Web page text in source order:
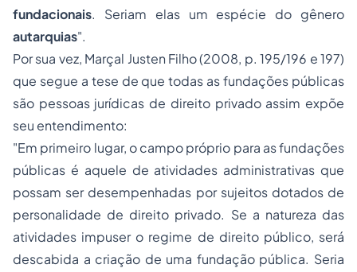
fundacionais. Seriam elas um espécie do gênero
autarquias".
Por sua vez, Marçal Justen Filho (2008, p. 195/196 e 197)
que segue a tese de que todas as fundações públicas
são pessoas jurídicas de direito privado assim expõe
seu entendimento:
"Em primeiro lugar, o campo próprio para as fundações
públicas é aquele de atividades administrativas que
possam ser desempenhadas por sujeitos dotados de
personalidade de direito privado. Se a natureza das
atividades impuser o regime de direito público, será
descabida a criação de uma fundação pública. Seria